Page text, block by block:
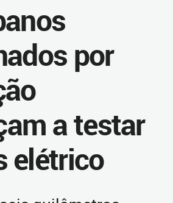
por
a testar
elétrico